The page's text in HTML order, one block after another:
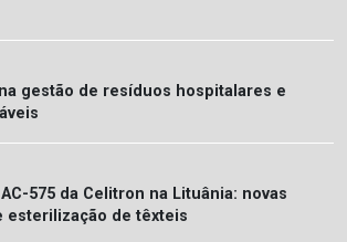
gestão de resíduos hospitalares e
575 da Celitron na Lituânia: novas
esterilização de têxteis